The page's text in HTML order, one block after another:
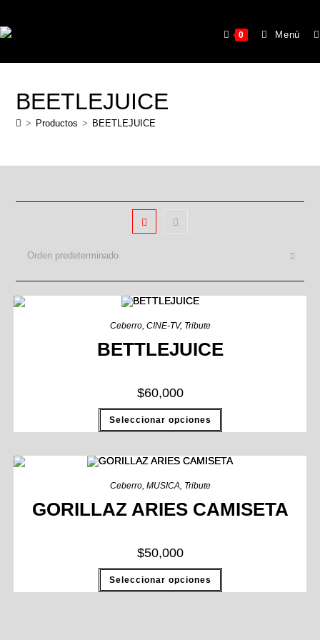
0 Menú
BEETLEJUICE
> Productos > BEETLEJUICE
Orden predeterminado
Ceberro, CINE-TV, Tribute
BETTLEJUICE
$60,000
Seleccionar opciones
Ceberro, MUSICA, Tribute
GORILLAZ ARIES CAMISETA
$50,000
Seleccionar opciones